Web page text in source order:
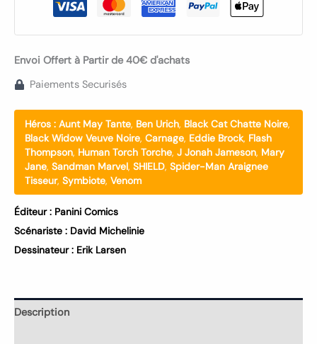
Envoi Offert à Partir de 40€ d'achats
Paiements Securisés
Héros : Aunt May Tante, Ben Urich, Black Cat Chatte Noire,
Black Widow Veuve Noire, Carnage, Eddie Brock, Flash
Thompson, Human Torch Torche, J Jonah Jameson, Mary
Jane, Sandman Marvel, SHIELD, Spider-Man Araignee
Tisseur, Symbiote, Venom
Éditeur : Panini Comics
Scénariste : David Michelinie
Dessinateur : Erik Larsen
Description